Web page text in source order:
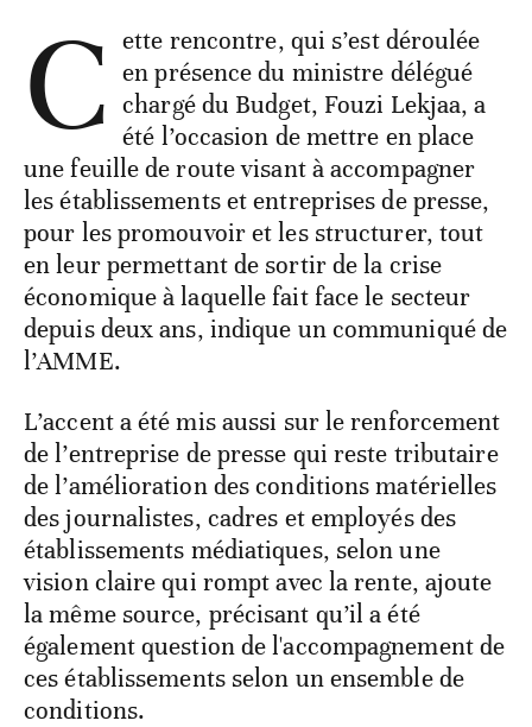
C ette rencontre, qui s’est déroulée
en présence du ministre délégué
chargé du Budget, Fouzi Lekjaa, a
été l’occasion de mettre en place
une feuille de route visant à accompagner
les établissements et entreprises de presse,
pour les promouvoir et les structurer, tout
en leur permettant de sortir de la crise
économique à laquelle fait face le secteur
depuis deux ans, indique un communiqué de
l’AMME.
L’accent a été mis aussi sur le renforcement
de l’entreprise de presse qui reste tributaire
de l’amélioration des conditions matérielles
des journalistes, cadres et employés des
établissements médiatiques, selon une
vision claire qui rompt avec la rente, ajoute
la même source, précisant qu’il a été
également question de l'accompagnement de
ces établissements selon un ensemble de
conditions.